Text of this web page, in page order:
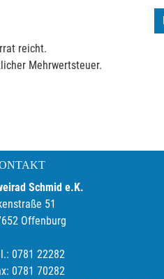
reicht.
Mehrwertsteuer.
Schmid e.K.
51
Offenburg
0781 22282
0781 70282